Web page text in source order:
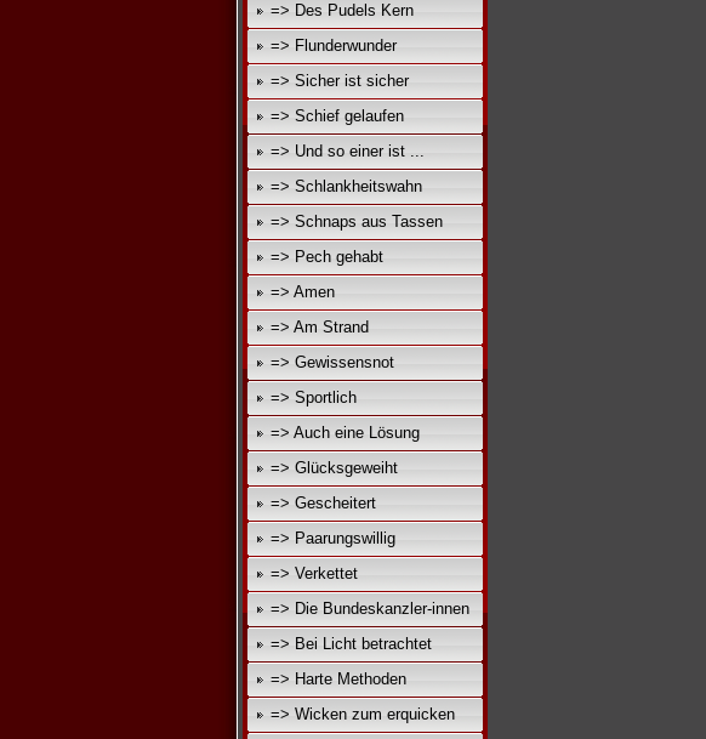
=> Des Pudels Kern
=> Flunderwunder
=> Sicher ist sicher
=> Schief gelaufen
=> Und so einer ist ...
=> Schlankheitswahn
=> Schnaps aus Tassen
=> Pech gehabt
=> Amen
=> Am Strand
=> Gewissensnot
=> Sportlich
=> Auch eine Lösung
=> Glücksgeweiht
=> Gescheitert
=> Paarungswillig
=> Verkettet
=> Die Bundeskanzler-innen
=> Bei Licht betrachtet
=> Harte Methoden
=> Wicken zum erquicken